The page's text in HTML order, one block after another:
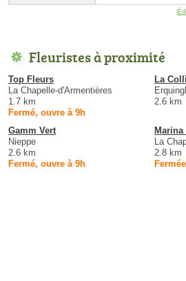
Fleuristes à proximité
Top Fleurs
La Chapelle-d'Armentières
1.7 km
Fermé, ouvre à 9h
La
2.6 km
Gamm Vert
Nieppe
2.6 km
Fermé, ouvre à 9h
La
2.8 km